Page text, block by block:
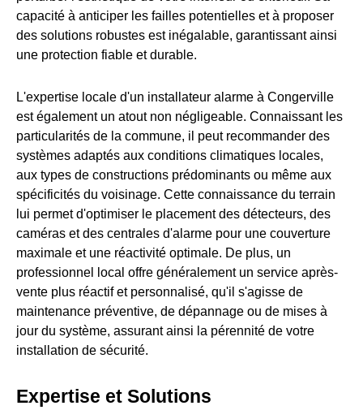
capacité à anticiper les failles potentielles et à proposer
des solutions robustes est inégalable, garantissant ainsi
une protection fiable et durable.
L'expertise locale d'un installateur alarme à Congerville
est également un atout non négligeable. Connaissant les
particularités de la commune, il peut recommander des
systèmes adaptés aux conditions climatiques locales,
aux types de constructions prédominants ou même aux
spécificités du voisinage. Cette connaissance du terrain
lui permet d'optimiser le placement des détecteurs, des
caméras et des centrales d'alarme pour une couverture
maximale et une réactivité optimale. De plus, un
professionnel local offre généralement un service après-
vente plus réactif et personnalisé, qu'il s'agisse de
maintenance préventive, de dépannage ou de mises à
jour du système, assurant ainsi la pérennité de votre
installation de sécurité.
Expertise et Solutions